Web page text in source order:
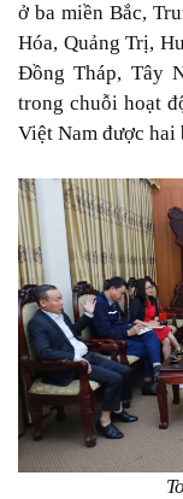
ở ba miền Bắc,
Hóa, Quảng Trị,
Đồng Tháp, Tây
trong chuỗi hoạt
Việt Nam được hai